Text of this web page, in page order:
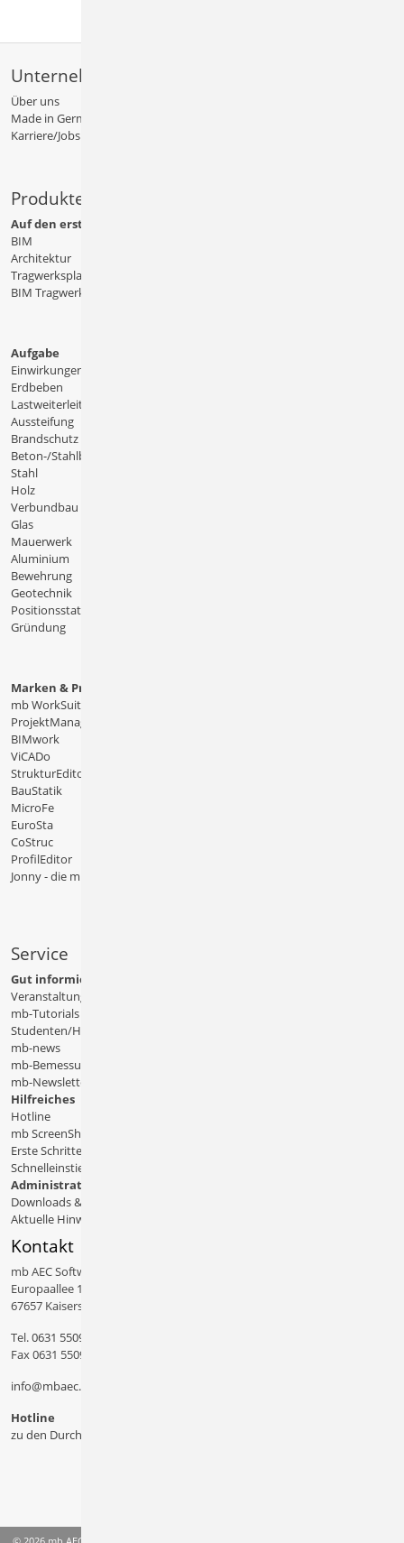
Unternehmen
Über uns
Made in Germany
Karriere/Jobs
Produkte
Auf den ersten Blick
BIM
Architektur
Tragwerksplanung
BIM Tragwerksplanung
Aufgabe
Einwirkungen
Erdbeben
Lastweiterleitung
Aussteifung
Brandschutz
Beton-/Stahlbeton
Stahl
Holz
Verbundbau
Glas
Mauerwerk
Aluminium
Bewehrung
Geotechnik
Positionsstatik
Gründung
Marken & Produkte
mb WorkSuite
ProjektManager
BIMwork
ViCADo
StrukturEditor
BauStatik
MicroFe
EuroSta
CoStruc
ProfilEditor
Jonny - die mb-App
Service
Gut informiert
Veranstaltungen
mb-Tutorials
Studenten/Hochschule
mb-news
mb-Bemessungstafeln
mb-Newsletter
Hilfreiches
Hotline
mb ScreenShare
Erste Schritte
Schnelleinstiege & Doku
Administratives
Downloads & Patches
Aktuelle Hinweise
Kontakt
mb AEC Software GmbH
Europaallee 14
67657 Kaiserslautern
Tel.0631 550999 11
Fax 0631 550999 20
info@mbaec.de
Hotline
zu den Durchwahlen